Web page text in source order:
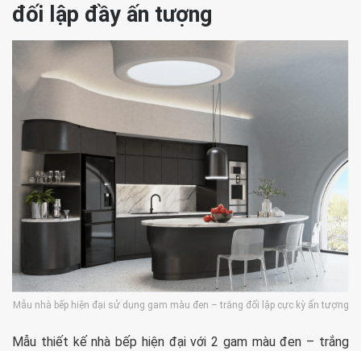
đối lập đầy ấn tượng
Mẫu nhà bếp hiện đại sử dụng gam màu đen – trắng đối lập cực kỳ ấn tượng
Mẫu thiết kế nhà bếp hiện đại với 2 gam màu đen – trắng